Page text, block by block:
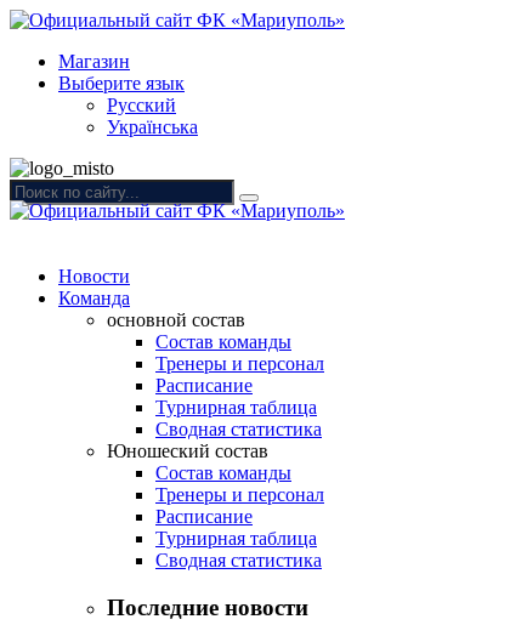
Магазин
Выберите язык
Русский
Українська
Новости
Команда
основной состав
Состав команды
Тренеры и персонал
Расписание
Турнирная таблица
Сводная статистика
Юношеский состав
Состав команды
Тренеры и персонал
Расписание
Турнирная таблица
Сводная статистика
Последние новости